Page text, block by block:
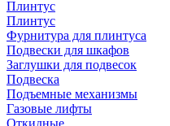
Плинтус
Плинтус
Фурнитура для плинтуса
Подвески для шкафов
Заглушки для подвесок
Подвеска
Подъемные механизмы
Газовые лифты
Откидные